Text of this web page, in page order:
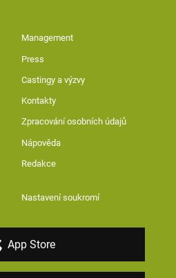
Management
Press
Castingy a výzvy
Kontakty
Zpracování osobních údajů
Nápověda
Redakce
Nastavení soukromí
App Store